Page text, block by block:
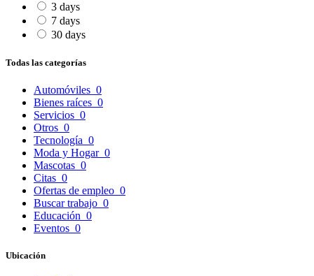
3 days
7 days
30 days
Todas las categorías
Automóviles 0
Bienes raíces 0
Servicios 0
Otros 0
Tecnología 0
Moda y Hogar 0
Mascotas 0
Citas 0
Ofertas de empleo 0
Buscar trabajo 0
Educación 0
Eventos 0
Ubicación